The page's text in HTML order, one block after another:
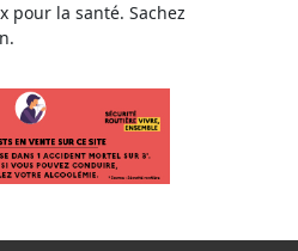
pour la santé. Sachez